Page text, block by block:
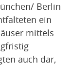
Berlin
ein
mittels
auch dar,